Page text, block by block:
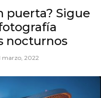
puerta? Sigue
nocturnos
marzo, 2022